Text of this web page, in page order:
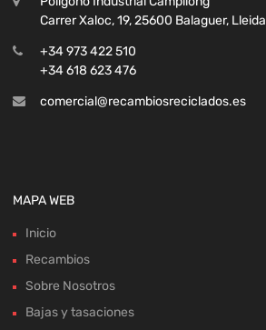
Carrer Xaloc, 19, 25600 Balaguer, Lleida
+34 973 422 510
+34 618 623 476
comercial@recambiosreciclados.es
MAPA WEB
Inicio
Recambios
Sobre Nosotros
Bajas y tasaciones